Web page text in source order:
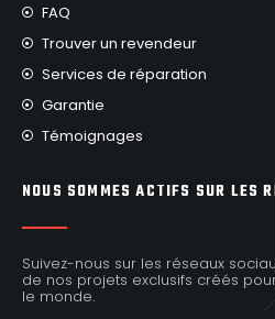
FAQ
Trouver un revendeur
Services de réparation
Garantie
Témoignages
NOUS SOMMES ACTIFS SUR LES
Suivez-nous sur les réseaux
de nos projets exclusifs créés
le monde.